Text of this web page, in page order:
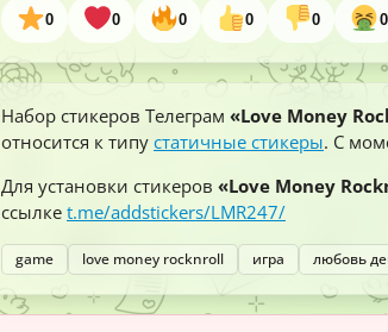
0 0 0 0 0 0
Набор стикеров Телеграм «Love Money
относится к типу статичные стикеры. С
Для установки стикеров «Love Money
ссылке t.me/addstickers/LMR247/
game love money rocknroll игра любовь